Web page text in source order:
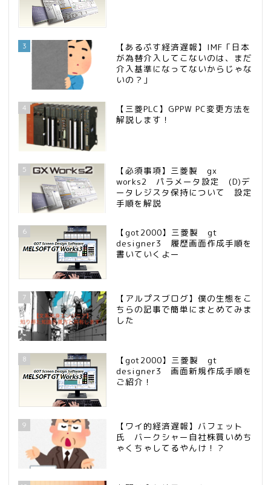
3
【あるぷす経済遅報】IMF「日本
が為替介入してこないのは、まだ
介入基準になってないからじゃな
いの？」
4
【三菱PLC】GPPW PC変更方法を
解説します！
5
【必須事項】三菱製 gx
works2 パラメータ設定 (D)デ
ータレジスタ保持について 設定
手順を解説
6
【got2000】三菱製 gt
designer3 履歴画面作成手順を
書いていくよー
7
【アルプスブログ】僕の生態をこ
ちらの記事で簡単にまとめてみま
した
8
【got2000】三菱製 gt
designer3 画面新規作成手順を
ご紹介！
9
【ワイ的経済遅報】バフェット
氏 バークシャー自社株買いめち
ゃくちゃしてるやんけ！？